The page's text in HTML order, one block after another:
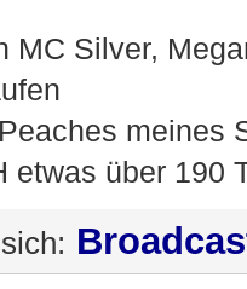
MC Silver,
meines
etwas über 190